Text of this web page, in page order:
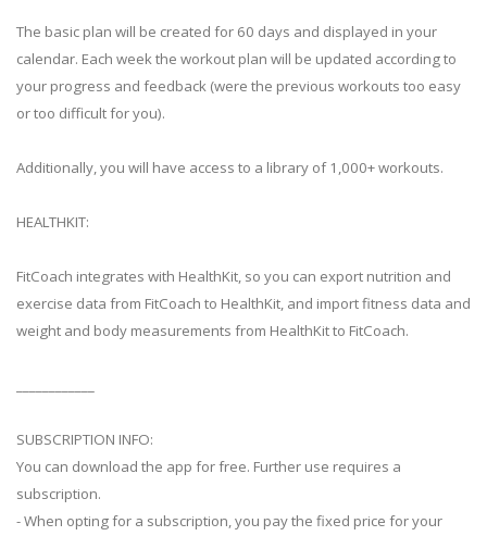
The basic plan will be created for 60 days and displayed in your
calendar. Each week the workout plan will be updated according to
your progress and feedback (were the previous workouts too easy
or too difficult for you).
Additionally, you will have access to a library of 1,000+ workouts.
HEALTHKIT:
FitCoach integrates with HealthKit, so you can export nutrition and
exercise data from FitCoach to HealthKit, and import fitness data and
weight and body measurements from HealthKit to FitCoach.
SUBSCRIPTION INFO:
You can download the app for free. Further use requires a
subscription.
- When opting for a subscription, you pay the fixed price for your